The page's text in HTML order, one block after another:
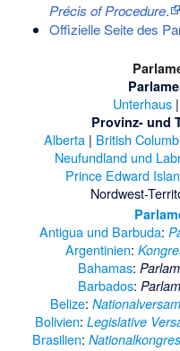
Précis of Procedure.
Offizielle Seite des
Unterhaus|
Provinz- und
Alberta | British
Neufundland und
Prince Edward
Nordwest-
Antigua und Barbuda:
Argentinien:
Bahamas:
Barbados:
Belize:
Bolivien:Legislative
Brasilien: